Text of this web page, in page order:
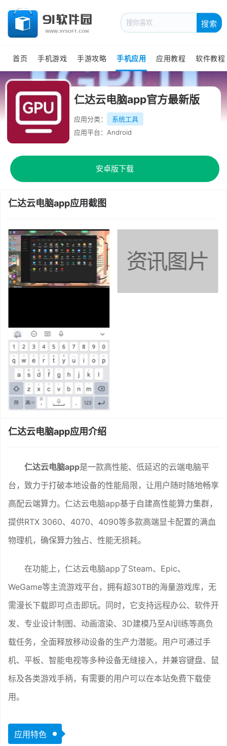
搜索
首页 手机游戏 手游攻略 手机应用 应用教程 软件教程
仁达云电脑app官方最新版
应用分类：
系统工具
应用平台：Android
安卓版下载
仁达云电脑app应用截图
仁达云电脑app应用介绍
仁达云电脑app是一款高性能、低延迟的云端电脑平
台，致力于打破本地设备的性能局限，让用户随时随地畅享
高配云端算力。仁达云电脑app基于自建高性能算力集群，
提供RTX 3060、4070、4090等多款高端显卡配置的满血
物理机，确保算力独占、性能无损耗。
在功能上，仁达云电脑app了Steam、Epic、
WeGame等主流游戏平台，拥有超30TB的海量游戏库，无
需漫长下载即可点击即玩。同时，它支持远程办公、软件开
发、专业设计制图、动画渲染、3D建模乃至AI训练等高负
载任务，全面释放移动设备的生产力潜能。用户可通过手
机、平板、智能电视等多种设备无缝接入，并兼容键盘、鼠
标及各类游戏手柄，有需要的用户可以在本站免费下载使
用。
应用特色